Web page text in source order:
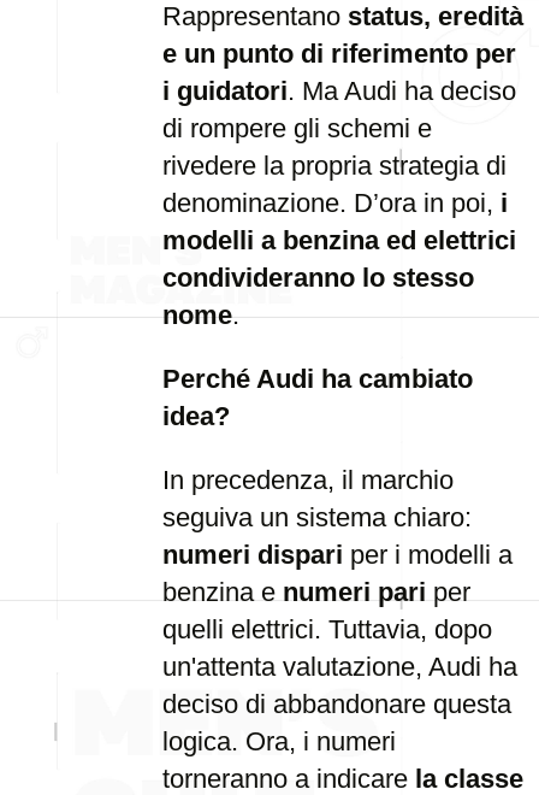
Rappresentano status, eredità
e un punto di riferimento per
i guidatori. Ma Audi ha deciso
di rompere gli schemi e
rivedere la propria strategia di
denominazione. D’ora in poi, i
modelli a benzina ed elettrici
condivideranno lo stesso
nome.
Perché Audi ha cambiato
idea?
In precedenza, il marchio
seguiva un sistema chiaro:
numeri dispari per i modelli a
benzina e numeri pari per
quelli elettrici. Tuttavia, dopo
un'attenta valutazione, Audi ha
deciso di abbandonare questa
logica. Ora, i numeri
torneranno a indicare la classe